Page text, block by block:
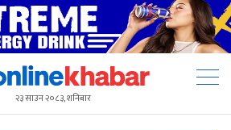
२३ साउन २०८३, शनिबार